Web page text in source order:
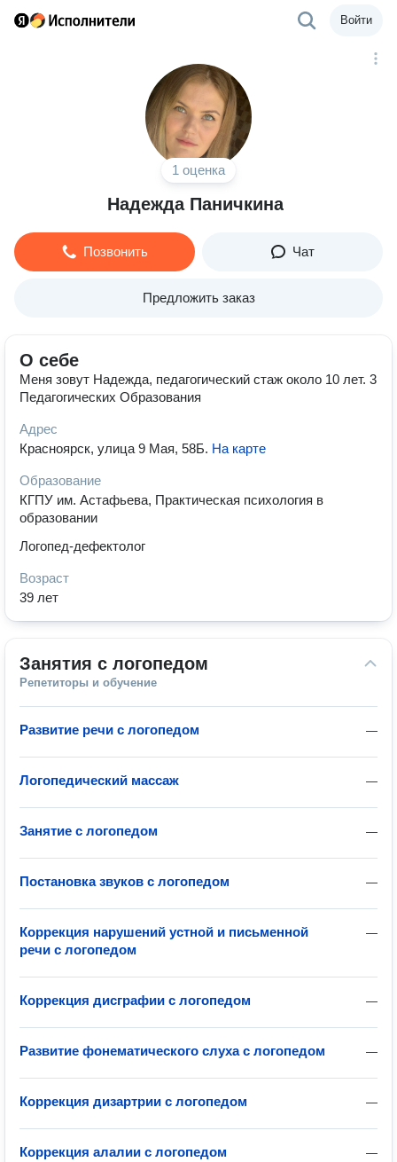
Войти
1 оценка
Надежда Паничкина
Позвонить Чат
Предложить заказ
О себе
Меня зовут Надежда, педагогический стаж около 10 лет. 3
Педагогических Образования
Адрес
Красноярск, улица 9 Мая, 58Б. На карте
Образование
КГПУ им. Астафьева, Практическая психология в
образовании
Логопед-дефектолог
Возраст
39 лет
Занятия с логопедом
Репетиторы и обучение
—
Развитие речи с логопедом
—
Логопедический массаж
—
Занятие с логопедом
—
Постановка звуков с логопедом
—
Коррекция нарушений устной и письменной
речи с логопедом
—
Коррекция дисграфии с логопедом
—
Развитие фонематического слуха с логопедом
—
Коррекция дизартрии с логопедом
—
Коррекция алалии с логопедом